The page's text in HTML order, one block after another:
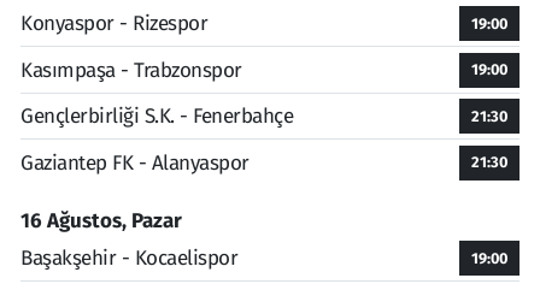
Konyaspor - Rizespor
19:00
Kasımpaşa - Trabzonspor 19:00
Gençlerbirliği S.K. - Fenerbahçe 21:30
Gaziantep FK - Alanyaspor 21:30
16 Ağustos, Pazar
Başakşehir - Kocaelispor
19:00